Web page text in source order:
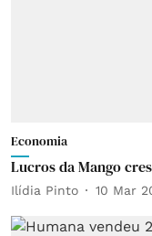
Economia
Lucros da Mango
Ilídia Pinto 10 Mar